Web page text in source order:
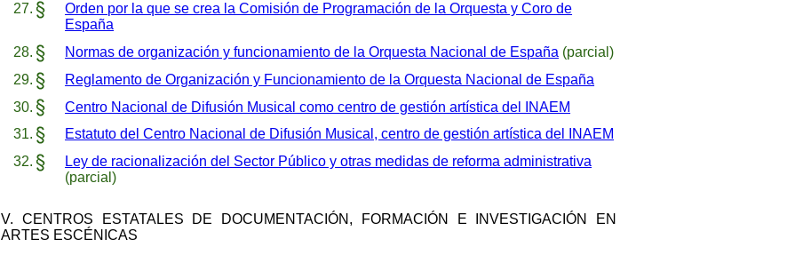
Orden por la que se crea la Comisión de Programación de la Orquesta y Coro de
España
Normas de organización y funcionamiento de la Orquesta Nacional de España (parcial)
Reglamento de Organización y Funcionamiento de la Orquesta Nacional de España
Centro Nacional de Difusión Musical como centro de gestión artística del INAEM
Estatuto del Centro Nacional de Difusión Musical, centro de gestión artística del INAEM
Ley de racionalización del Sector Público y otras medidas de reforma administrativa
(parcial)
V. CENTROS ESTATALES DE DOCUMENTACIÓN, FORMACIÓN E INVESTIGACIÓN EN
ARTES ESCÉNICAS